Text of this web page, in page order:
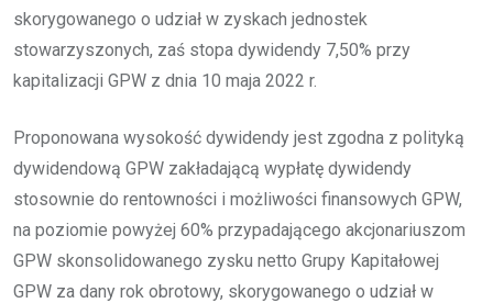
skorygowanego o udział w zyskach jednostek
stowarzyszonych, zaś stopa dywidendy 7,50% przy
kapitalizacji GPW z dnia 10 maja 2022 r.
Proponowana wysokość dywidendy jest zgodna z polityką
dywidendową GPW zakładającą wypłatę dywidendy
stosownie do rentowności i możliwości finansowych GPW,
na poziomie powyżej 60% przypadającego akcjonariuszom
GPW skonsolidowanego zysku netto Grupy Kapitałowej
GPW za dany rok obrotowy, skorygowanego o udział w